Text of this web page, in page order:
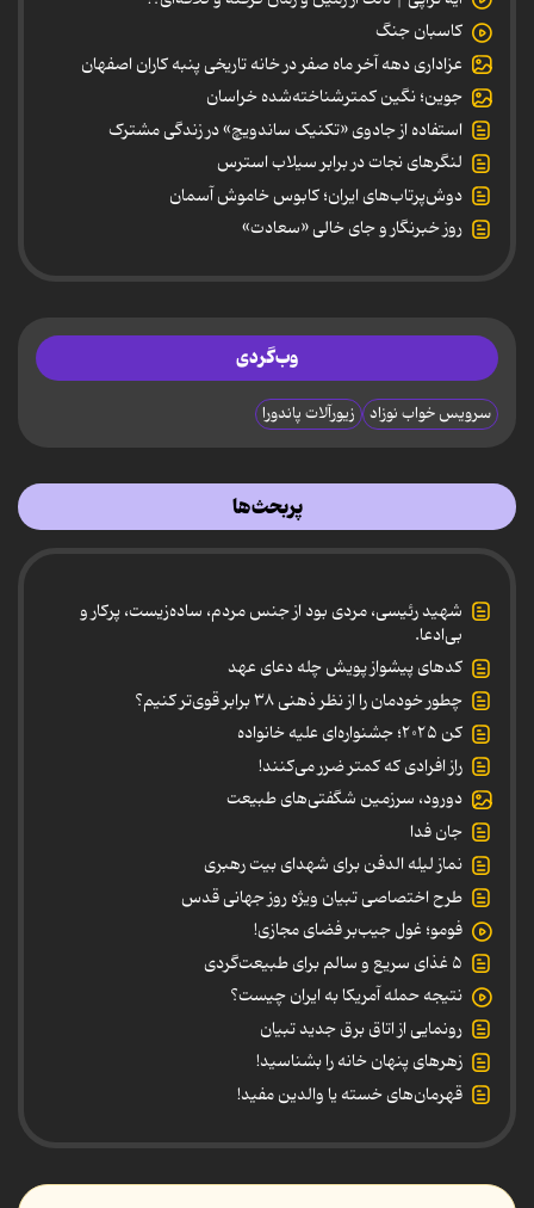
کاسبان جنگ
عزاداری دهه آخر ماه صفر در خانه تاریخی پنبه کاران اصفهان
جوین؛ نگین کمترشناخته‌شده خراسان
استفاده از جادوی «تکنیک ساندویچ» در زندگی مشترک
لنگرهای نجات در برابر سیلاب استرس
دوش‌پرتاب‌های ایران؛ کابوس خاموش آسمان
روز خبرنگار و جای خالی «سعادت»
وب‌گردی
سرویس خواب نوزاد زیورآلات پاندورا
پربحث‌ها
شهید رئیسی، مردی بود از جنس مردم، ساده‌زیست، پرکار و
بی‌ادعا.
کدهای پیشواز پویش چله دعای عهد
چطور خودمان را از نظر ذهنی ۳۸ برابر قوی‌تر کنیم؟
کن ۲۰۲۵؛ جشنواره‌ای علیه خانواده
راز افرادی که کمتر ضرر می‌کنند!
دورود، سرزمین شگفتی‌های طبیعت
جان فدا
نماز لیله الدفن برای شهدای بیت رهبری
طرح اختصاصی تبیان ویژه روز جهانی قدس
فومو؛ غول جیب‌بر فضای مجازی!
۵ غذای سریع و سالم برای طبیعت‌گردی
نتیجه حمله آمریکا به ایران چیست؟
رونمایی از اتاق برق جدید تبیان
زهرهای پنهان خانه را بشناسید!
قهرمان‌های خسته یا والدین مفید!